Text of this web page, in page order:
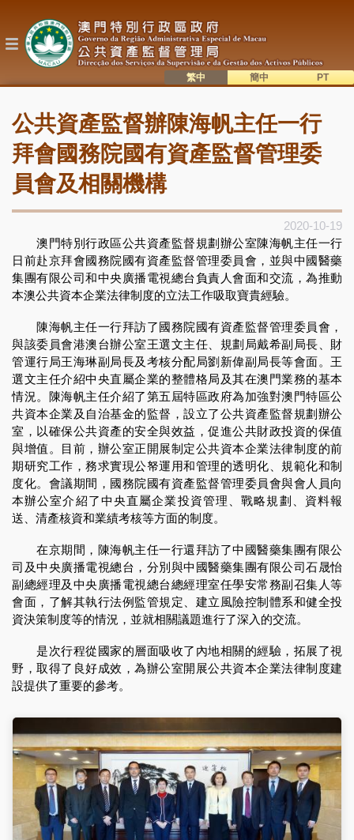
主
目公共資產監督辦陳海帆主任一行
拜會國務院國有資產監督管理委
員會及相關機構
2020-10-19
澳門特別行政區公共資產監督規劃辦公室陳海帆主任一行
日前赴京拜會國務院國有資產監督管理委員會，並與中國醫藥
集團有限公司和中央廣播電視總台負責人會面和交流，為推動
本澳公共資本企業法律制度的立法工作吸取寶貴經驗。
陳海帆主任一行拜訪了國務院國有資產監督管理委員會，
與該委員會港澳台辦公室王選文主任、規劃局戴希副局長、財
管運行局王海琳副局長及考核分配局劉新偉副局長等會面。王
選文主任介紹中央直屬企業的整體格局及其在澳門業務的基本
情況。陳海帆主任介紹了第五屆特區政府為加強對澳門特區公
共資本企業及自治基金的監督，設立了公共資產監督規劃辦公
室，以確保公共資產的安全與效益，促進公共財政投資的保值
與增值。目前，辦公室正開展制定公共資本企業法律制度的前
期研究工作，務求實現公帑運用和管理的透明化、規範化和制
度化。會議期間，國務院國有資產監督管理委員會與會人員向
本辦公室介紹了中央直屬企業投資管理、戰略規劃、資料報
送、清產核資和業績考核等方面的制度。
在京期間，陳海帆主任一行還拜訪了中國醫藥集團有限公
司及中央廣播電視總台，分別與中國醫藥集團有限公司石晟怡
副總經理及中央廣播電視總台總經理室任學安常務副召集人等
會面，了解其執行法例監管規定、建立風險控制體系和健全投
資決策制度等的情況，並就相關議題進行了深入的交流。
是次行程從國家的層面吸收了內地相關的經驗，拓展了視
野，取得了良好成效，為辦公室開展公共資本企業法律制度建
設提供了重要的參考。